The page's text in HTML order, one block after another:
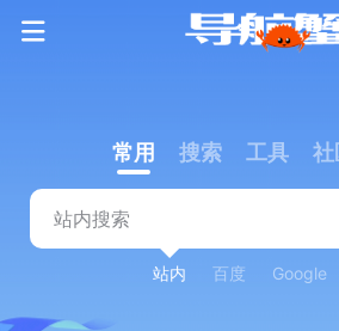
常用 搜索 工具 社
站内 百度 Google